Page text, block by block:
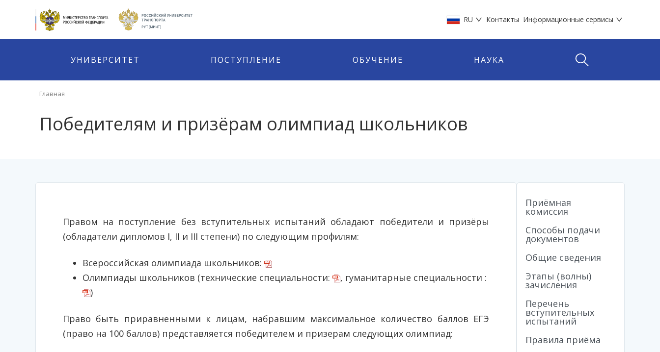
RU Контакты Информационные сервисы
УНИВЕРСИТЕТ ПОСТУПЛЕНИЕ ОБУЧЕНИЕ НАУКА
Главная
Победителям и призёрам олимпиад школьников
Правом на поступление без вступительных испытаний обладают победители и призёры
(обладатели дипломов I, II и III степени) по следующим профилям:
Всероссийская олимпиада школьников:
Олимпиады школьников (технические специальности:
, гуманитарные специальности :
)
Право быть приравненными к лицам, набравшим максимальное количество баллов ЕГЭ
(право на 100 баллов) представляется победителем и призерам следующих олимпиад:
Приёмная
комиссия
Способы подачи
документов
Общие сведения
Этапы (волны)
зачисления
Перечень
вступительных
испытаний
Правила приёма